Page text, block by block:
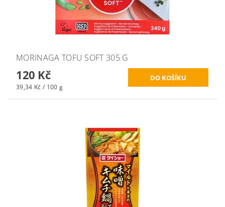
MORINAGA TOFU SOFT 305 G
120 Kč
39,34 Kč / 100 g